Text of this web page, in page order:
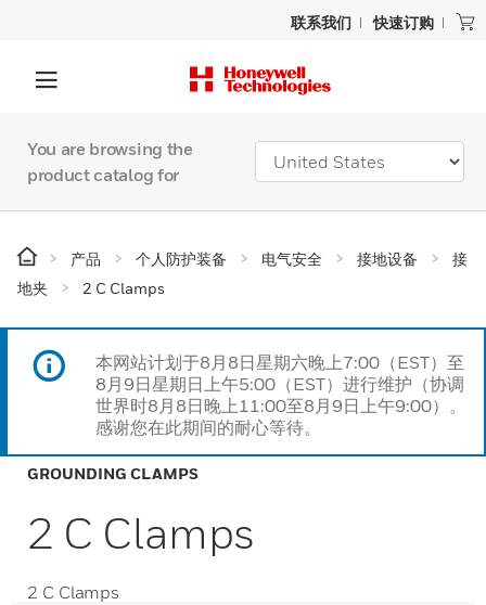
联系我们 快速订购
You are browsing the
product catalog for
产品 个人防护装备 电气安全 接地设备
接
地夹
2 C Clamps
本网站计划于8月8日星期六晚上7:00（EST）至
8月9日星期日上午5:00（EST）进行维护（协调
世界时8月8日晚上11:00至8月9日上午9:00）。
感谢您在此期间的耐心等待。
GROUNDING CLAMPS
2 C Clamps
2 C Clamps